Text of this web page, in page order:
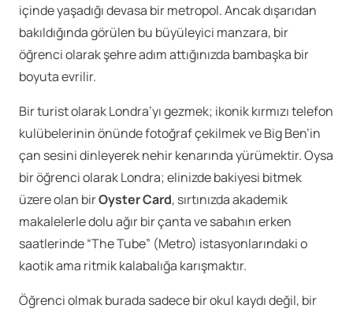
içinde yaşadığı devasa bir metropol. Ancak dışarıdan
bakıldığında görülen bu büyüleyici manzara, bir
öğrenci olarak şehre adım attığınızda bambaşka bir
boyuta evrilir.
Bir turist olarak Londra’yı gezmek; ikonik kırmızı telefon
kulübelerinin önünde fotoğraf çekilmek ve Big Ben’in
çan sesini dinleyerek nehir kenarında yürümektir. Oysa
bir öğrenci olarak Londra; elinizde bakiyesi bitmek
üzere olan birOyster Card, sırtınızda akademik
makalelerle dolu ağır bir çanta ve sabahın erken
saatlerinde “The Tube” (Metro) istasyonlarındaki o
kaotik ama ritmik kalabalığa karışmaktır.
Öğrenci olmak burada sadece bir okul kaydı değil, bir